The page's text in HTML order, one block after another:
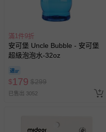
部分商品依據消費者保護
易於腐敗、保存期限
商品、食品等）。
客製化商品（例如客
報紙、期刊或雜誌（
新費用）。
非以有形媒介提供之
滿1件9折
安可堡 Uncle Bubble - 安可堡
超級泡泡水-32oz
$179 $299
已售出 3052